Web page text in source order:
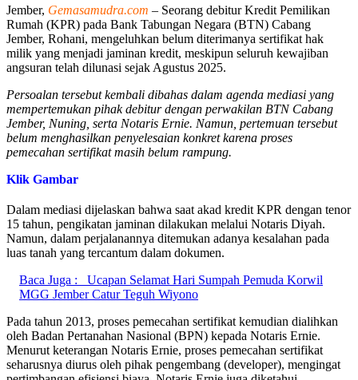
Jember, Gemasamudra.com – Seorang debitur Kredit Pemilikan
Rumah (KPR) pada Bank Tabungan Negara (BTN) Cabang
Jember, Rohani, mengeluhkan belum diterimanya sertifikat hak
milik yang menjadi jaminan kredit, meskipun seluruh kewajiban
angsuran telah dilunasi sejak Agustus 2025.
Persoalan tersebut kembali dibahas dalam agenda mediasi yang
mempertemukan pihak debitur dengan perwakilan BTN Cabang
Jember, Nuning, serta Notaris Ernie. Namun, pertemuan tersebut
belum menghasilkan penyelesaian konkret karena proses
pemecahan sertifikat masih belum rampung.
Klik Gambar
Dalam mediasi dijelaskan bahwa saat akad kredit KPR dengan tenor
15 tahun, pengikatan jaminan dilakukan melalui Notaris Diyah.
Namun, dalam perjalanannya ditemukan adanya kesalahan pada
luas tanah yang tercantum dalam dokumen.
Baca Juga :
Ucapan Selamat Hari Sumpah Pemuda Korwil
MGG Jember Catur Teguh Wiyono
Pada tahun 2013, proses pemecahan sertifikat kemudian dialihkan
oleh Badan Pertanahan Nasional (BPN) kepada Notaris Ernie.
Menurut keterangan Notaris Ernie, proses pemecahan sertifikat
seharusnya diurus oleh pihak pengembang (developer), mengingat